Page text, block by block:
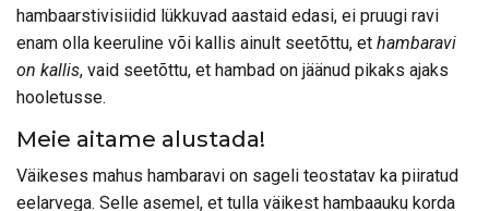
hambaarstivisiidid lükkuvad aastaid edasi, ei pruugi ravi
enam olla keeruline või kallis ainult seetõttu, et hambaravi
on kallis, vaid seetõttu, et hambad on jäänud pikaks ajaks
hooletusse.
Meie aitame alustada!
Väikeses mahus hambaravi on sageli teostatav ka piiratud
eelarvega. Selle asemel, et tulla väikest hambaauku korda